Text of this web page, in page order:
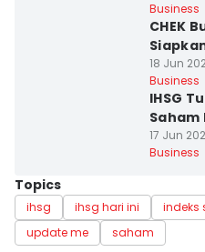
Business
CHEK
18 Jun
Business
IHSG
Saham
17 Jun
Business
Topics
ihsg ihsg hari ini indeks
update me
saham